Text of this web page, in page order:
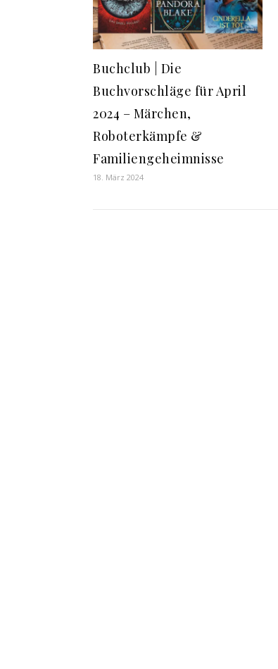
Buchclub | Die
Buchvorschläge für April
2024 – Märchen,
Roboterkämpfe &
Familiengeheimnisse
18. März 2024